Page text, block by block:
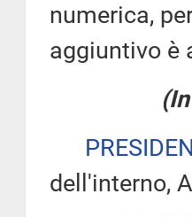
numerica,
aggiuntivo è
dell'interno,